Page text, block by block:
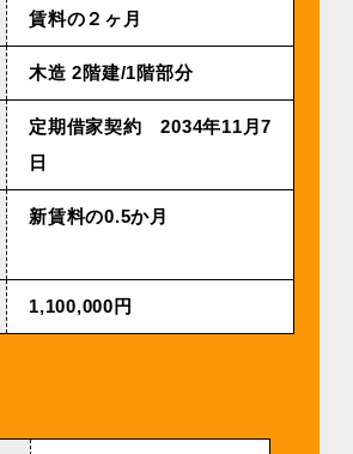
賃料の２ヶ月
⽊造 2階建/1階部分
定期借家契約 2034年11⽉7
⽇
新賃料の0.5か月
1,100,000円